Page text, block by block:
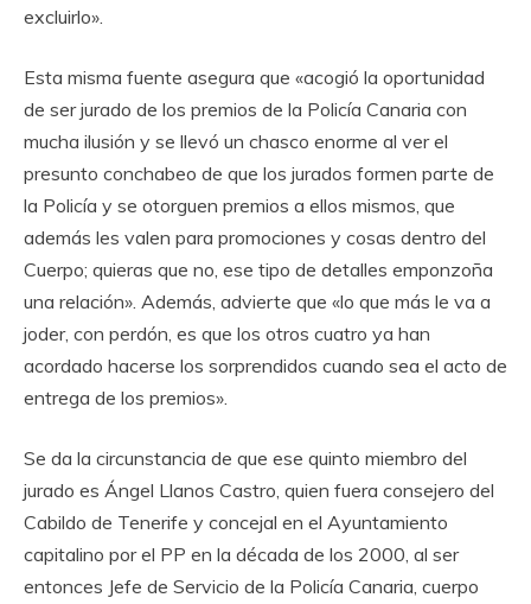
excluirlo».
Esta misma fuente asegura que «acogió la oportunidad
de ser jurado de los premios de la Policía Canaria con
mucha ilusión y se llevó un chasco enorme al ver el
presunto conchabeo de que los jurados formen parte de
la Policía y se otorguen premios a ellos mismos, que
además les valen para promociones y cosas dentro del
Cuerpo; quieras que no, ese tipo de detalles emponzoña
una relación». Además, advierte que «lo que más le va a
joder, con perdón, es que los otros cuatro ya han
acordado hacerse los sorprendidos cuando sea el acto de
entrega de los premios».
Se da la circunstancia de que ese quinto miembro del
jurado es Ángel Llanos Castro, quien fuera consejero del
Cabildo de Tenerife y concejal en el Ayuntamiento
capitalino por el PP en la década de los 2000, al ser
entonces Jefe de Servicio de la Policía Canaria, cuerpo